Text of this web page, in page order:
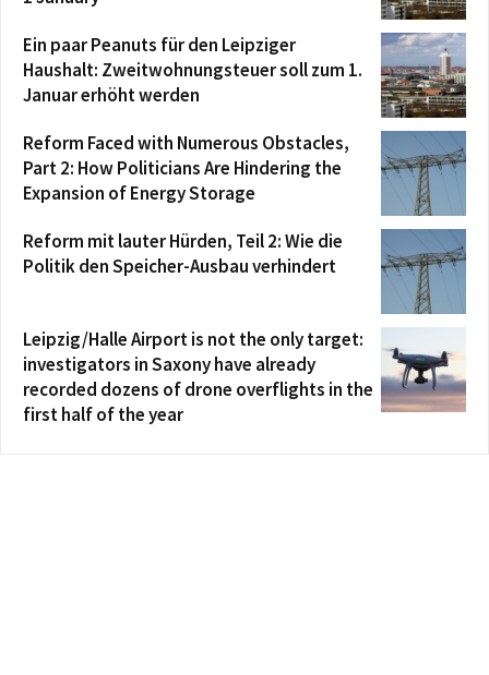
Ein paar Peanuts für den Leipziger
Haushalt: Zweitwohnungsteuer soll zum 1.
Januar erhöht werden
Reform Faced with Numerous Obstacles,
Part 2: How Politicians Are Hindering the
Expansion of Energy Storage
Reform mit lauter Hürden, Teil 2: Wie die
Politik den Speicher-Ausbau verhindert
Leipzig/Halle Airport is not the only target:
investigators in Saxony have already
recorded dozens of drone overflights in the
first half of the year